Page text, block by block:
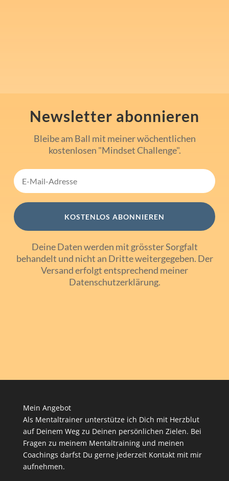
Newsletter abonnieren
Bleibe am Ball mit meiner wöchentlichen
kostenlosen "Mindset Challenge".
KOSTENLOS ABONNIEREN
Deine Daten werden mit grösster Sorgfalt
behandelt und nicht an Dritte weitergegeben. Der
Versand erfolgt entsprechend meiner
Datenschutzerklärung.
Mein Angebot
Als Mentaltrainer unterstütze ich Dich mit Herzblut
auf Deinem Weg zu Deinen persönlichen Zielen. Bei
Fragen zu meinem Mentaltraining und meinen
Coachings darfst Du gerne jederzeit Kontakt mit mir
aufnehmen.